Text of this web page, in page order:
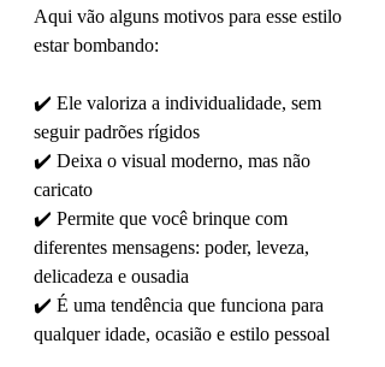
Aqui vão alguns motivos para esse estilo
estar bombando:
✔️ Ele valoriza a individualidade, sem
seguir padrões rígidos
✔️ Deixa o visual moderno, mas não
caricato
✔️ Permite que você brinque com
diferentes mensagens: poder, leveza,
delicadeza e ousadia
✔️ É uma tendência que funciona para
qualquer idade, ocasião e estilo pessoal